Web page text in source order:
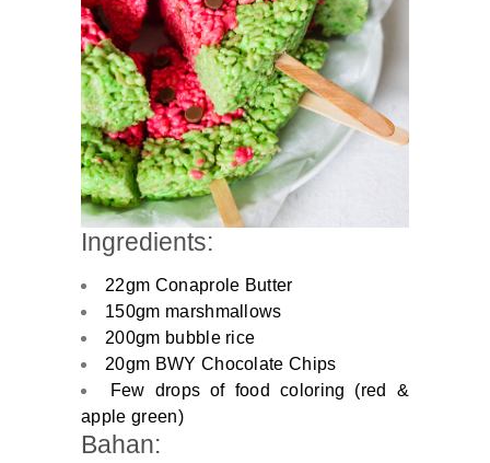
Ingredients:
22gm Conaprole Butter
150gm marshmallows
200gm bubble rice
20gm BWY Chocolate Chips
Few drops of food coloring (red &
apple green)
Bahan: